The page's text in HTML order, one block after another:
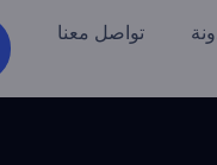
تواصل معنا